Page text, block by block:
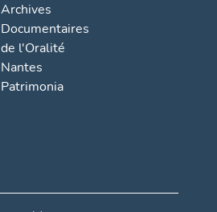
Archives
Documentaires
de l'Oralité
Nantes
Patrimonia